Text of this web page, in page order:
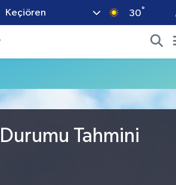
Keçiören 30°
Tahmini